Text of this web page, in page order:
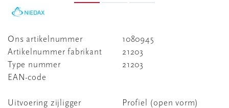
Ons artikelnummer
1080945
Artikelnummer fabrikant
21203
Type nummer
21203
EAN-code
Uitvoering zijligger
Profiel (open vorm)